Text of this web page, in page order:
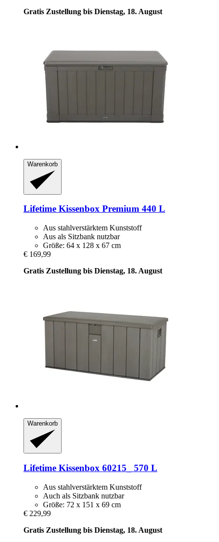
Gratis Zustellung bis Dienstag, 18. August
Warenkorb
Lifetime Kissenbox Premium 440 L
Aus stahlverstärktem Kunststoff
Aus als Sitzbank nutzbar
Größe: 64 x 128 x 67 cm
€ 169,99
Gratis Zustellung bis Dienstag, 18. August
Warenkorb
Lifetime Kissenbox 60215_ 570 L
Aus stahlverstärktem Kunststoff
Auch als Sitzbank nutzbar
Größe: 72 x 151 x 69 cm
€ 229,99
Gratis Zustellung bis Dienstag, 18. August